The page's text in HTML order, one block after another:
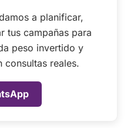
a planificar,
tus campañas para
peso invertido y
consultas reales.